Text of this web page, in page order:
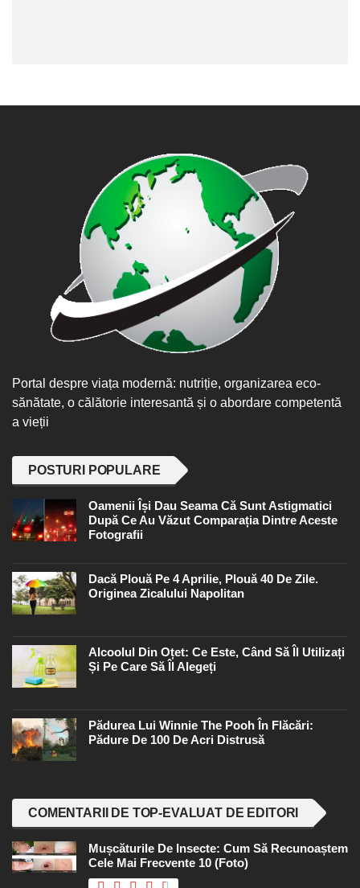
Portal despre viața modernă: nutriție, organizarea eco-
sănătate, o călătorie interesantă și o abordare competentă
a vieții
POSTURI POPULARE
Oamenii Își Dau Seama Că Sunt Astigmatici
După Ce Au Văzut Comparația Dintre Aceste
Fotografii
Dacă Plouă Pe 4 Aprilie, Plouă 40 De Zile.
Originea Zicalului Napolitan
Alcoolul Din Oțet: Ce Este, Când Să Îl Utilizați
Și Pe Care Să Îl Alegeți
Pădurea Lui Winnie The Pooh În Flăcări:
Pădure De 100 De Acri Distrusă
COMENTARII DE TOP-EVALUAT DE EDITORI
Mușcăturile De Insecte: Cum Să Recunoaștem
Cele Mai Frecvente 10 (foto)